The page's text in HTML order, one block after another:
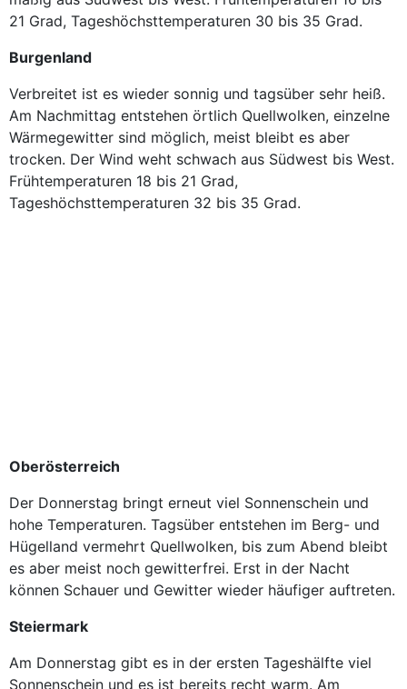
21 Grad, Tageshöchsttemperaturen 30 bis 35 Grad.
Burgenland
Verbreitet ist es wieder sonnig und tagsüber sehr heiß.
Am Nachmittag entstehen örtlich Quellwolken, einzelne
Wärmegewitter sind möglich, meist bleibt es aber
trocken. Der Wind weht schwach aus Südwest bis West.
Frühtemperaturen 18 bis 21 Grad,
Tageshöchsttemperaturen 32 bis 35 Grad.
Oberösterreich
Der Donnerstag bringt erneut viel Sonnenschein und
hohe Temperaturen. Tagsüber entstehen im Berg- und
Hügelland vermehrt Quellwolken, bis zum Abend bleibt
es aber meist noch gewitterfrei. Erst in der Nacht
können Schauer und Gewitter wieder häufiger auftreten.
Steiermark
Am Donnerstag gibt es in der ersten Tageshälfte viel
Sonnenschein und es ist bereits recht warm. Am